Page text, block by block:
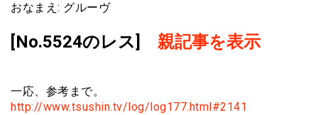
おなまえ: グルーヴ
[No.5524のレス] 親記事を表示
一応、参考まで。
http://www.tsushin.tv/log/log177.html#2141